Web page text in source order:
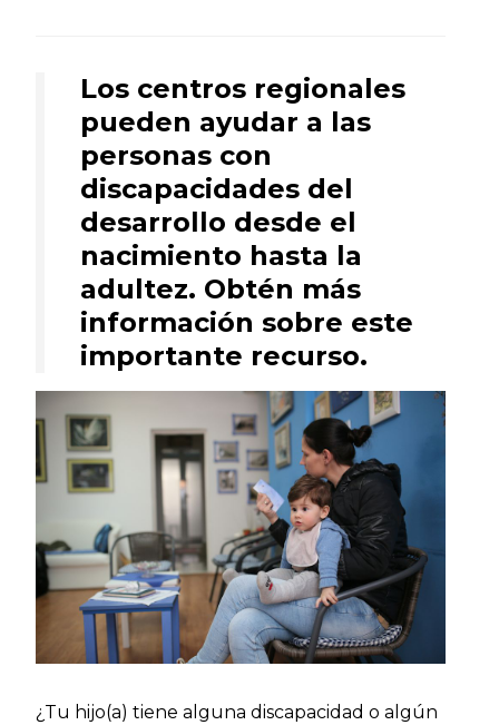
Los centros regionales
pueden ayudar a las
personas con
discapacidades del
desarrollo desde el
nacimiento hasta la
adultez. Obtén más
información sobre este
importante recurso.
¿Tu hijo(a) tiene alguna discapacidad o algún